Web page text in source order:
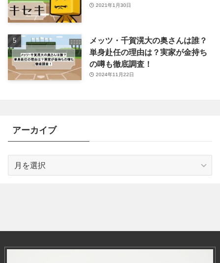
2021年1月30日
メッツ・千賀滉大の奥さんは誰？
単身赴任の理由は？実家が金持ち
の噂も徹底調査！
2024年11月22日
アーカイブ